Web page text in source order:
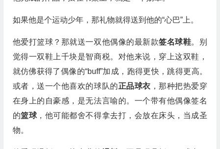
如果他是个运动少年，那礼物就得送到他的“心巴”上。
他爱打篮球？那就送一双他偶像的最新款签名球鞋。别
觉得一双鞋上千块是智商税。对他来说，穿上这双鞋，
就仿佛获得了偶像的“buff”加成，跑得更快，跳得更高。
或者，送一个他喜欢的球队的正品球衣 ，那种把热爱穿
在身上的自豪感，是无法言喻的。一个带有他偶像签名
的篮球，他可能都舍不得拿去打，会放在床头，当成圣
物。